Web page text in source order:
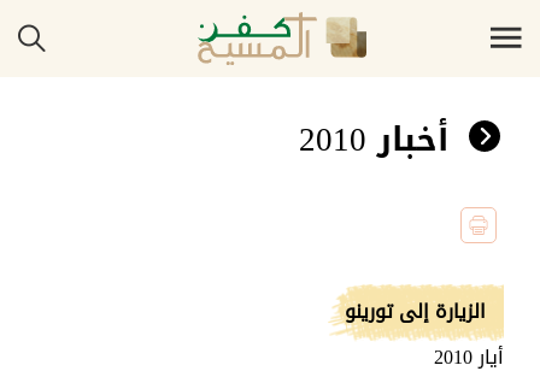
أخبار 2010
الزيارة إلى تورينو
أيار 2010